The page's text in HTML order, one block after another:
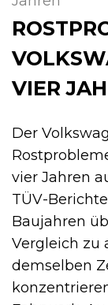
VIER
Der
vier Jahren
TÜV-
Baujahren
Vergleich zu
demselben